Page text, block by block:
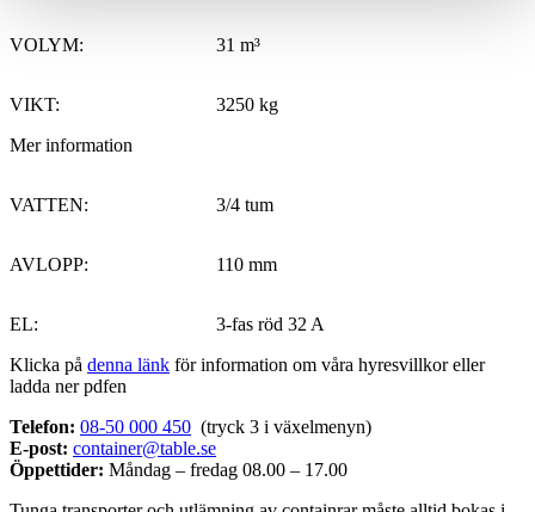
VOLYM: 31 m³
VIKT:
3250 kg
Mer information
VATTEN: 3/4 tum
AVLOPP: 110 mm
EL:
3-fas röd 32 A
Klicka på denna länk för information om våra hyresvillkor eller
ladda ner pdfen
Telefon: 08-50 000 450 (tryck 3 i växelmenyn)
E-post: container@table.se
Öppettider: Måndag – fredag 08.00 – 17.00